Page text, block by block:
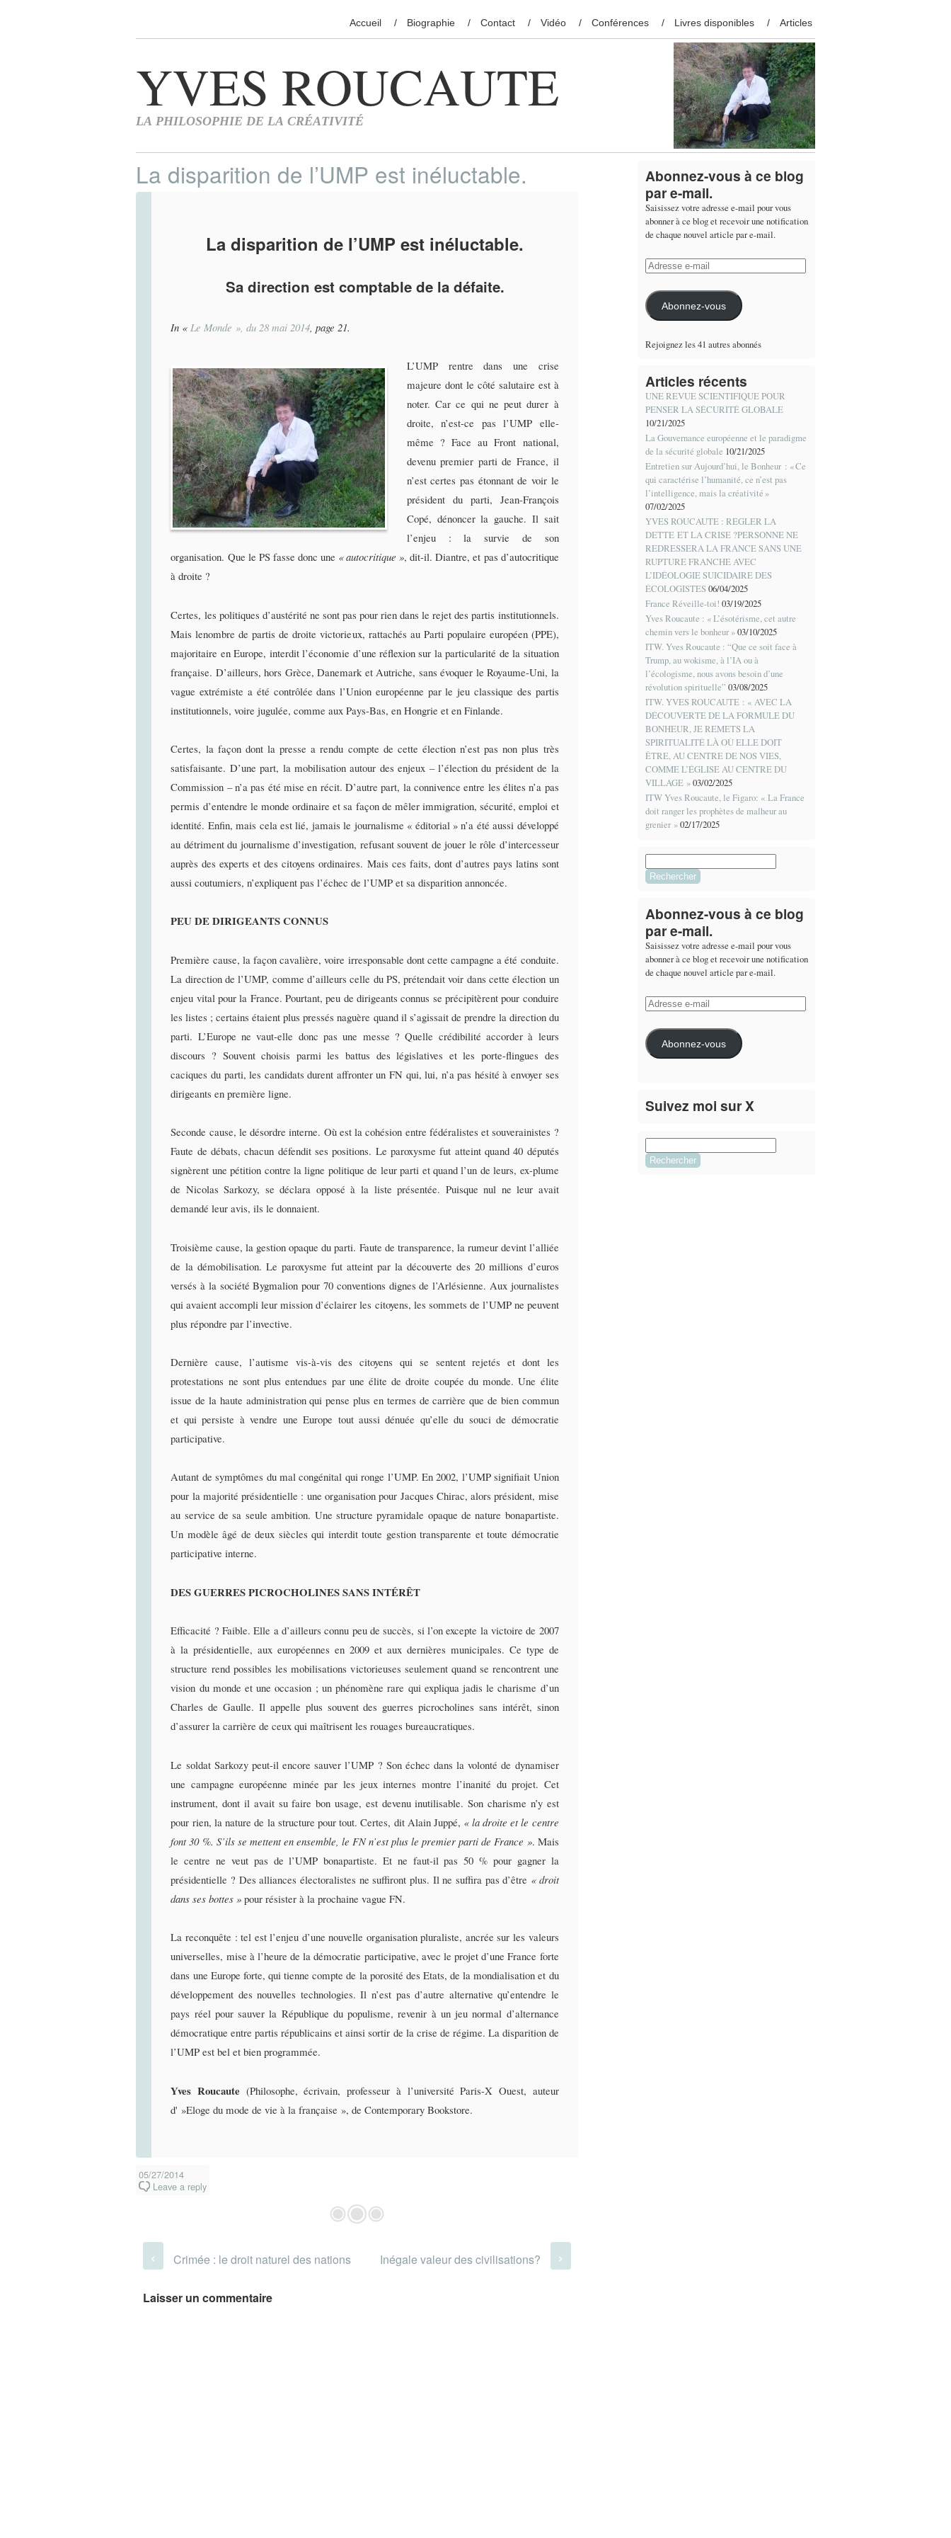
Accueil Biographie Contact Vidéo Conférences Livres disponibles Articles
La disparition de l’UMP est inéluctable.
La disparition de l’UMP est inéluctable.
Sa direction est comptable de la défaite.
In « Le Monde », du 28 mai 2014 , page 21.
L’UMP rentre dans une crise
majeure dont le côté salutaire est à
noter. Car ce qui ne peut durer à
droite, n’est-ce pas l’UMP elle-
même ? Face au Front national,
devenu premier parti de France, il
n’est certes pas étonnant de voir le
président du parti, Jean-François
Copé, dénoncer la gauche. Il sait
l’enjeu : la survie de son
organisation. Que le PS fasse donc une « autocritique », dit-il. Diantre, et pas d’autocritique
à droite ?
Certes, les politiques d’austérité ne sont pas pour rien dans le rejet des partis institutionnels.
Mais lenombre de partis de droite victorieux, rattachés au Parti populaire européen (PPE),
majoritaire en Europe, interdit l’économie d’une réflexion sur la particularité de la situation
française. D’ailleurs, hors Grèce, Danemark et Autriche, sans évoquer le Royaume-Uni, la
vague extrémiste a été contrôlée dans l’Union européenne par le jeu classique des partis
institutionnels, voire jugulée, comme aux Pays-Bas, en Hongrie et en Finlande.
Certes, la façon dont la presse a rendu compte de cette élection n’est pas non plus très
satisfaisante. D’une part, la mobilisation autour des enjeux – l’élection du président de la
Commission – n’a pas été mise en récit. D’autre part, la connivence entre les élites n’a pas
permis d’entendre le monde ordinaire et sa façon de mêler immigration, sécurité, emploi et
identité. Enfin, mais cela est lié, jamais le journalisme « éditorial » n’a été aussi développé
au détriment du journalisme d’investigation, refusant souvent de jouer le rôle d’intercesseur
auprès des experts et des citoyens ordinaires. Mais ces faits, dont d’autres pays latins sont
aussi coutumiers, n’expliquent pas l’échec de l’UMP et sa disparition annoncée.
PEU DE DIRIGEANTS CONNUS
Première cause, la façon cavalière, voire irresponsable dont cette campagne a été conduite.
La direction de l’UMP, comme d’ailleurs celle du PS, prétendait voir dans cette élection un
enjeu vital pour la France. Pourtant, peu de dirigeants connus se précipitèrent pour conduire
les listes ; certains étaient plus pressés naguère quand il s’agissait de prendre la direction du
parti. L’Europe ne vaut-elle donc pas une messe ? Quelle crédibilité accorder à leurs
discours ? Souvent choisis parmi les battus des législatives et les porte-flingues des
caciques du parti, les candidats durent affronter un FN qui, lui, n’a pas hésité à envoyer ses
dirigeants en première ligne.
Seconde cause, le désordre interne. Où est la cohésion entre fédéralistes et souverainistes ?
Faute de débats, chacun défendit ses positions. Le paroxysme fut atteint quand 40 députés
signèrent une pétition contre la ligne politique de leur parti et quand l’un de leurs, ex-plume
de Nicolas Sarkozy, se déclara opposé à la liste présentée. Puisque nul ne leur avait
demandé leur avis, ils le donnaient.
Troisième cause, la gestion opaque du parti. Faute de transparence, la rumeur devint l’alliée
de la démobilisation. Le paroxysme fut atteint par la découverte des 20 millions d’euros
versés à la société Bygmalion pour 70 conventions dignes de l’Arlésienne. Aux journalistes
qui avaient accompli leur mission d’éclairer les citoyens, les sommets de l’UMP ne peuvent
plus répondre par l’invective.
Dernière cause, l’autisme vis-à-vis des citoyens qui se sentent rejetés et dont les
protestations ne sont plus entendues par une élite de droite coupée du monde. Une élite
issue de la haute administration qui pense plus en termes de carrière que de bien commun
et qui persiste à vendre une Europe tout aussi dénuée qu’elle du souci de démocratie
participative.
Autant de symptômes du mal congénital qui ronge l’UMP. En 2002, l’UMP signifiait Union
pour la majorité présidentielle : une organisation pour Jacques Chirac, alors président, mise
au service de sa seule ambition. Une structure pyramidale opaque de nature bonapartiste.
Un modèle âgé de deux siècles qui interdit toute gestion transparente et toute démocratie
participative interne.
DES GUERRES PICROCHOLINES SANS INTÉRÊT
Efficacité ? Faible. Elle a d’ailleurs connu peu de succès, si l’on excepte la victoire de 2007
à la présidentielle, aux européennes en 2009 et aux dernières municipales. Ce type de
structure rend possibles les mobilisations victorieuses seulement quand se rencontrent une
vision du monde et une occasion ; un phénomène rare qui expliqua jadis le charisme d’un
Charles de Gaulle. Il appelle plus souvent des guerres picrocholines sans intérêt, sinon
d’assurer la carrière de ceux qui maîtrisent les rouages bureaucratiques.
Le soldat Sarkozy peut-il encore sauver l’UMP ? Son échec dans la volonté de dynamiser
une campagne européenne minée par les jeux internes montre l’inanité du projet. Cet
instrument, dont il avait su faire bon usage, est devenu inutilisable. Son charisme n’y est
pour rien, la nature de la structure pour tout. Certes, dit Alain Juppé, « la droite et le centre
font 30 %. S’ils se mettent en ensemble, le FN n’est plus le premier parti de France ». Mais
le centre ne veut pas de l’UMP bonapartiste. Et ne faut-il pas 50 % pour gagner la
présidentielle ? Des alliances électoralistes ne suffiront plus. Il ne suffira pas d’être « droit
dans ses bottes » pour résister à la prochaine vague FN.
La reconquête : tel est l’enjeu d’une nouvelle organisation pluraliste, ancrée sur les valeurs
universelles, mise à l’heure de la démocratie participative, avec le projet d’une France forte
dans une Europe forte, qui tienne compte de la porosité des Etats, de la mondialisation et du
développement des nouvelles technologies. Il n’est pas d’autre alternative qu’entendre le
pays réel pour sauver la République du populisme, revenir à un jeu normal d’alternance
démocratique entre partis républicains et ainsi sortir de la crise de régime. La disparition de
l’UMP est bel et bien programmée.
Yves Roucaute (Philosophe, écrivain, professeur à l’université Paris-X Ouest, auteur
d' »Eloge du mode de vie à la française », de Contemporary Bookstore.
05/27/2014
Leave a reply
‹ Crimée : le droit naturel des nations Inégale valeur des civilisations? ›
Laisser un commentaire
Abonnez-vous à ce blog
par e-mail.
Saisissez votre adresse e-mail pour vous
abonner à ce blog et recevoir une notification
de chaque nouvel article par e-mail.
Adresse
e-
mail
Abonnez-vous
Rejoignez les 41 autres abonnés
Articles récents
UNE REVUE SCIENTIFIQUE POUR
PENSER LA SÉCURITÉ GLOBALE
10/21/2025
La Gouvernance européenne et le paradigme
de la sécurité globale 10/21/2025
Entretien sur Aujourd’hui, le Bonheur : « Ce
qui caractérise l’humanité, ce n’est pas
l’intelligence, mais la créativité »
07/02/2025
YVES ROUCAUTE : REGLER LA
DETTE ET LA CRISE ?PERSONNE NE
REDRESSERA LA FRANCE SANS UNE
RUPTURE FRANCHE AVEC
L’IDÉOLOGIE SUICIDAIRE DES
ÉCOLOGISTES06/04/2025
France Réveille-toi! 03/19/2025
Yves Roucaute : « L’ésotérisme, cet autre
chemin vers le bonheur »03/10/2025
ITW. Yves Roucaute : “Que ce soit face à
Trump, au wokisme, à l’IA ou à
l’écologisme, nous avons besoin d’une
révolution spirituelle” 03/08/2025
ITW. YVES ROUCAUTE : « AVEC LA
DÉCOUVERTE DE LA FORMULE DU
BONHEUR, JE REMETS LA
SPIRITUALITÉ LÀ OÙ ELLE DOIT
ÊTRE, AU CENTRE DE NOS VIES,
COMME L’ÉGLISE AU CENTRE DU
VILLAGE »03/02/2025
ITW Yves Roucaute, le Figaro: « La France
doit ranger les prophètes de malheur au
grenier »02/17/2025
Abonnez-vous à ce blog
par e-mail.
Saisissez votre adresse e-mail pour vous
abonner à ce blog et recevoir une notification
de chaque nouvel article par e-mail.
Adresse
e-
mail
Abonnez-vous
Suivez moi sur X